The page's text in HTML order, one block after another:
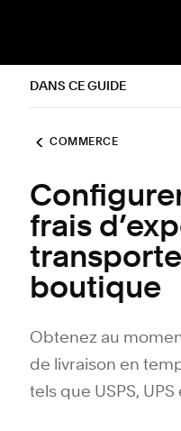
DANS CE GUIDE
COMMERCE
frais
boutique
Obtenez au
de livraison en
tels que USPS, UPS